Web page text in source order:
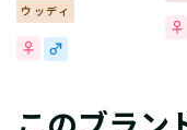
ウッディ